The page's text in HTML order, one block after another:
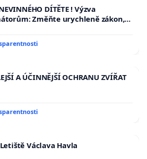
DÍTĚTE ! Výzva
Změňte urychleně zákon,
Viktorky už nemohla opakovat!
A ÚČINNĚJŠÍ OCHRANU ZVÍŘAT
Václava Havla